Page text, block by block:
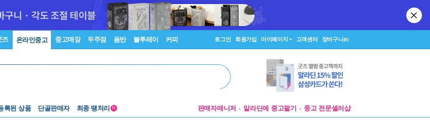
즈 온라인중고 중고매장 우주점 음반 블루레이 커피 로그인 회원가입 마이페이지 고객센터 장바구니(0)
록된 상품 단골판매자 최종 땡처리 N 판매자매니저 알라딘에 중고팔기 중고 전문셀러샵